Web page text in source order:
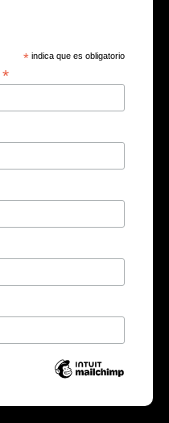
* indica que es obligatorio
*